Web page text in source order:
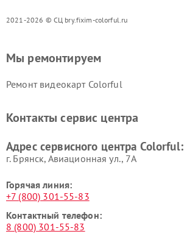
2021-2026 © СЦ bry.fixim-colorful.ru
Мы ремонтируем
Ремонт видеокарт Colorful
Контакты сервис центра
Адрес сервисного центра Colorful:
г. Брянск, Авиационная ул., 7А
Горячая линия:
+7 (800) 301-55-83
Контактный телефон:
8 (800) 301-55-83